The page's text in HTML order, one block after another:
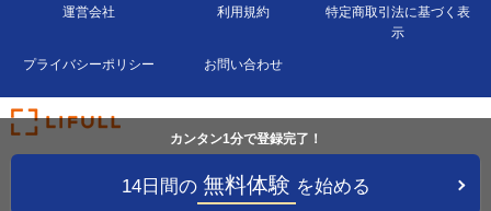
カンタン1分で登録完了！
14日間の 無料体験 を始める
運営会社 利用規約
特定商取引法に基づく表
示
プライバシーポリシー お問い合わせ